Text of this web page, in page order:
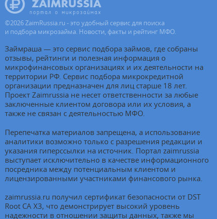
©2026ZaimRussia.ru - это удобный сервис для поиска
и подбора микрозайма. Новости, факты и рейтинг МФО.
Займраша — это сервис подбора займов, где собраны
отзывы, рейтинги и полезная информация о
микрофинансовых организациях и их деятельности на
территории РФ. Сервис подбора микрокредитной
организации предназначен для лиц старше 18 лет.
Проект Zaimrussia не несет ответственности за любые
заключенные клиентом договора или их условия, а
также не связан с деятельностью МФО.
Перепечатка материалов запрещена, а использование
аналитики возможно только с разрешения редакции и
указания гиперссылки на источник. Портал zaimrussia
выступает исключительно в качестве информационного
посредника между потенциальным клиентом и
лицензированными участниками финансового рынка.
zaimrussia.ru получил сертификат безопасности от DST
Root CA X3, что демонстрирует высокий уровень
надежности в отношении защиты данных, также мы